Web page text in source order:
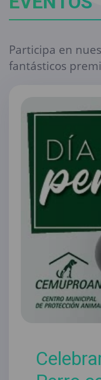
Participa en
fantásticos